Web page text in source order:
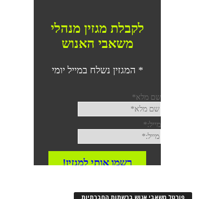
פורטל משאבי אנוש ברשתות החברתיות